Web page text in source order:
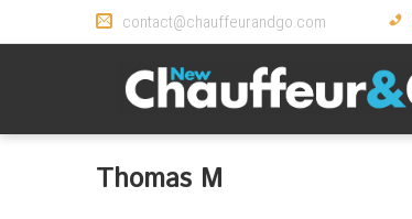
contact@chauffeurandgo.com
Thomas M